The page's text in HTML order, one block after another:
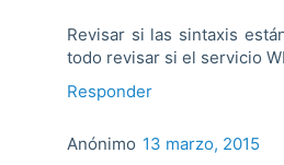
Revisar si las sintaxis
todo revisar si el servicio
Responder
Anónimo 13 marzo, 2015